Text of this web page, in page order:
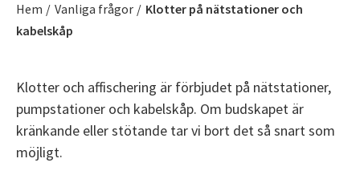
Hem / Vanliga frågor / Klotter på nätstationer och
kabelskåp
Klotter och affischering är förbjudet på nätstationer,
pumpstationer och kabelskåp. Om budskapet är
kränkande eller stötande tar vi bort det så snart som
möjligt.